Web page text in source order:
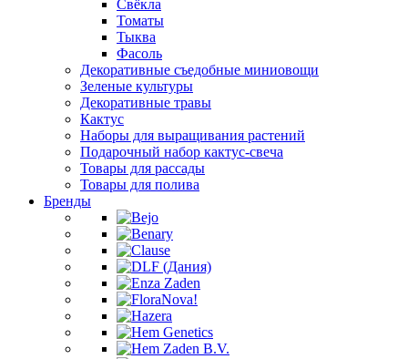
Свёкла
Томаты
Тыква
Фасоль
Декоративные съедобные миниовощи
Зеленые культуры
Декоративные травы
Кактус
Наборы для выращивания растений
Подарочный набор кактус-свеча
Товары для рассады
Товары для полива
Бренды